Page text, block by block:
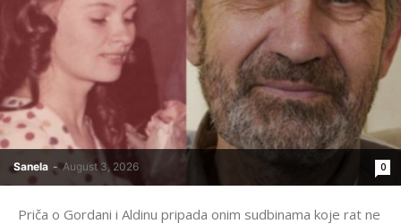
Sanela - August 3, 2026 0
Priča o Gordani i Aldinu pripada onim sudbinama koje rat ne